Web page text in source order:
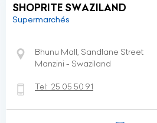
SHOPRITE SWAZILAND
Supermarchés
Bhunu Mall, Sandlane Street
Manzini - Swaziland
Tel: 25 05 50 91